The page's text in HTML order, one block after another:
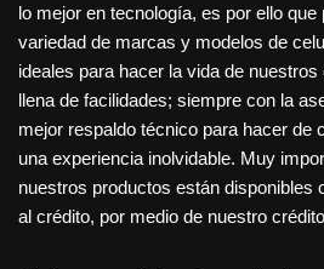
lo mejor en tecnología, es por ello
variedad de marcas y modelos de
ideales para hacer la vida de
llena de facilidades; siempre con la
mejor respaldo técnico para hacer de
una experiencia inolvidable. Muy
nuestros productos están disponibles
al crédito, por medio de nuestro